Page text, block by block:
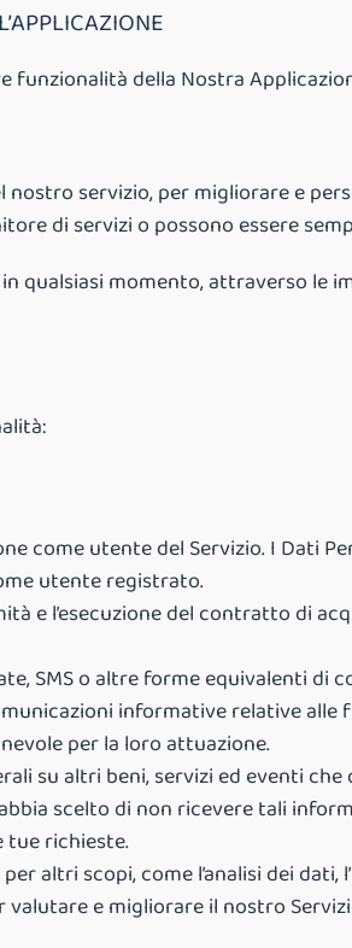
funzionalità della Nostra
servizio, per migliorare e
di servizi o possono essere
qualsiasi momento, attraverso le
come utente del Servizio. I Dati
utente registrato.
e l’esecuzione del contratto di
SMS o altre forme equivalenti di
informative relative
per la loro attuazione.
su altri beni, servizi ed eventi
scelto di non ricevere tali
tue richieste.
altri scopi, come l’analisi dei
e migliorare il nostro